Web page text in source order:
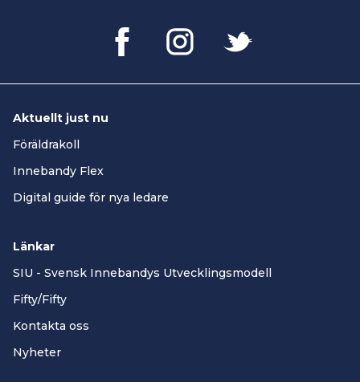
Aktuellt just nu
Föräldrakoll
Innebandy Flex
Digital guide för nya ledare
Länkar
SIU - Svensk Innebandys Utvecklingsmodell
Fifty/Fifty
Kontakta oss
Nyheter